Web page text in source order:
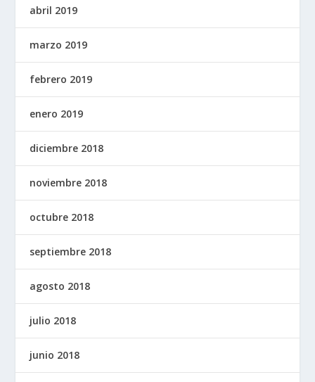
abril 2019
marzo 2019
febrero 2019
enero 2019
diciembre 2018
noviembre 2018
octubre 2018
septiembre 2018
agosto 2018
julio 2018
junio 2018